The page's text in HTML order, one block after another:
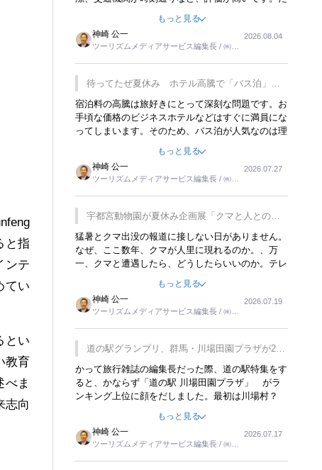
と指
ンテ
てい
とい
教育
べま
志向
す。そのような意味で、金曜夜にこのようなイベン
トが行われれば、日本人に限らず外国人にとっても
楽しみが増えるでしょうね。
もっと見る
神崎 公一
ツーリズムメディアサービス編集長 / ㈱ツ
2026.08.04
待ってたぜ夏休み ホテル高騰で「バス泊」人
気
宿泊料の高騰は旅好きにとって深刻な問題です。お
手頃な価格のビジネスホテルなどはすぐに満員にな
ってしまいます。そのため、バス泊が人気なのは理
行をした時は、移動はグレイハウンドバスでした。
夕方から夜の便を利用してホテル代を浮かせていま
した。ただし、若いからできたことです。若い人が
夜行バスで京都に行った、青森に行ったと聞くと、
疲れが残らないのかなと思ってしまいます。
もっと見る
神崎 公一
ツーリズムメディアサービス編集長 / ㈱ツ
2026.07.27
宇都宮動物園が夏休み企画展「クマと人との距
離」を7月20日から開催
猛暑とクマ出没の報道に接しない日がありません。
なぜ、ここ数年、クマが人里に現れるのか。、万
一、クマと遭遇したら、どうしたらいいのか。テレ
るなんてことは、冗談でもいえません。そんな中
で、この企画展はタイムリーですね。
もっと見る
神崎 公一
ツーリズムメディアサービス編集長 / ㈱ツ
2026.07.19
道の駅グランプリ、群馬・川場田園プラザが2連
覇
かって旅行雑誌の編集長だった際、道の駅特集をす
ると、かならず「道の駅 川場田園プラザ」 がラ
ンキング上位に顔をだしました。最初は川場村？
れ永井 彰一社長にインタビューしたら、興味深い
話が次々が飛び出しました。プレゼンも巧みで、今
でも思い出すことが２つあります。一つは、従業員
に東京ディズニーランドを見学させ、サービス業、
もっと見る
神崎 公一
ツーリズムメディアサービス編集長 / ㈱ツ
2026.07.17